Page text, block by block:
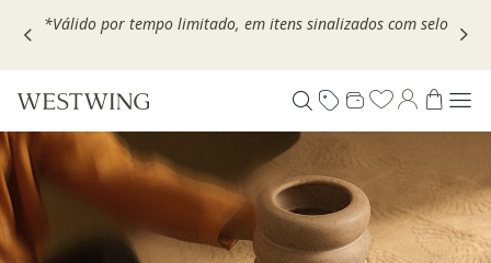
Escolha seu VOUCHER e ganhe até 30% OFF*: useMOVEL30,